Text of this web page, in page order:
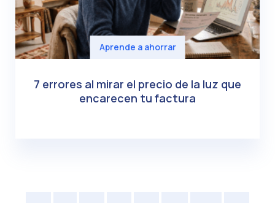
Aprende a ahorrar
7 errores al mirar el precio de la luz que
encarecen tu factura